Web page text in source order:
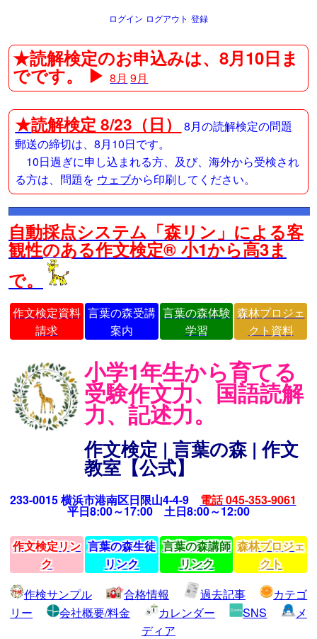
ログイン ログアウト 登録
★読解検定のお申込みは、8月10日ま
でです。 ▶8月 9月
★読解検定 8/23（日）
8月の読解検定の問題
郵送の締切は、8月10日です。
10日過ぎに申し込まれる方、及び、海外から受検され
る方は、問題を ウェブから印刷してください。
自動採点システム「森リン」による客
観性のある作文検定® 小1から高3ま
で。
作文検定資料
請求
言葉の森受講
案内
言葉の森体験
学習
森林プロジェ
クト資料
小学1年生から育てる
受験作文力、国語読解
力、記述力。
作文検定 | 言葉の森 | 作文
教室【公式】
233-0015 横浜市港南区日限山4-4-9 電話 045-353-9061
平日8:00～17:00 土日8:00～12:00
作文検定リン
ク
言葉の森生徒
リンク
言葉の森講師
リンク
森林プロジェ
クト
作検サンプル
合格情報 過去記事
カテゴ
リー
会社概要/料金 カレンダー SNS
メ
ディア